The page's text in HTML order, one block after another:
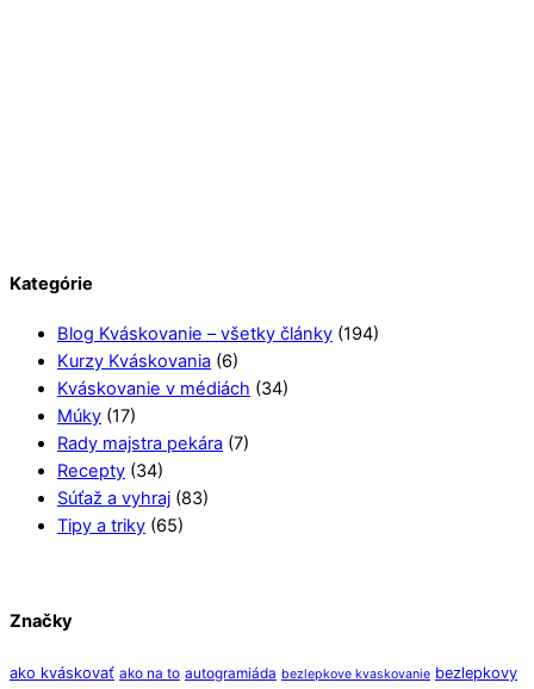
Kategórie
Blog Kváskovanie – všetky články (194)
Kurzy Kváskovania (6)
Kváskovanie v médiách (34)
Múky (17)
Rady majstra pekára (7)
Recepty (34)
Súťaž a vyhraj (83)
Tipy a triky (65)
Značky
ako kváskovať ako na to autogramiáda bezlepkove kvaskovanie bezlepkovy